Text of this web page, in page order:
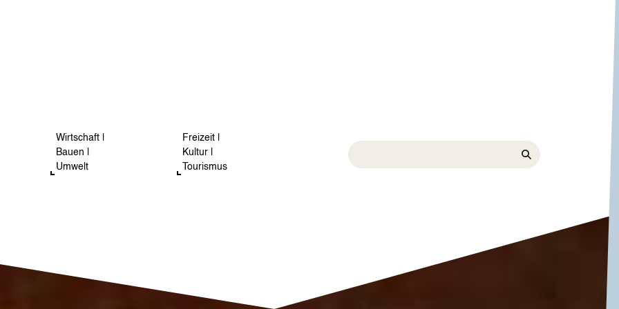
Wirtschaft |
Bauen |
Umwelt
Freizeit |
Kultur |
Tourismus